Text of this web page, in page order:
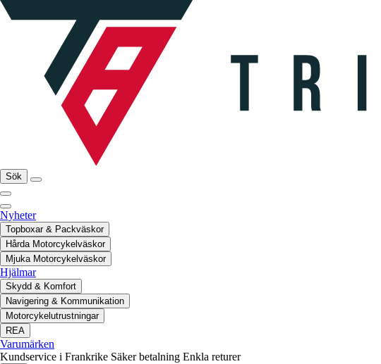
Sök
Nyheter
Topboxar & Packväskor
Hårda Motorcykelväskor
Mjuka Motorcykelväskor
Hjälmar
Skydd & Komfort
Navigering & Kommunikation
Motorcykelutrustningar
REA
Varumärken
Kundservice i Frankrike Säker betalning Enkla returer